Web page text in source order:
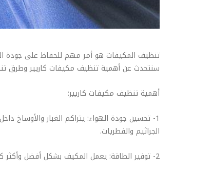
تنظيف المكيفات هو أمر مهم للحفاظ على جودة
سنتحدث عن أهمية تنظيف مكيفات كاريير وطرق
أهمية تنظيف مكيفات كاريير:
1- تحسين جودة الهواء: يتراكم الغبار والأوساخ
الجراثيم والفطريات.
2- توفير الطاقة: يعمل المكيف بشكل أفضل وأكثر كفاءة عندما يكون نظيفًا، مما يؤدي إلى توفير الطاقة وتخفيض فواتير الكهرباء.